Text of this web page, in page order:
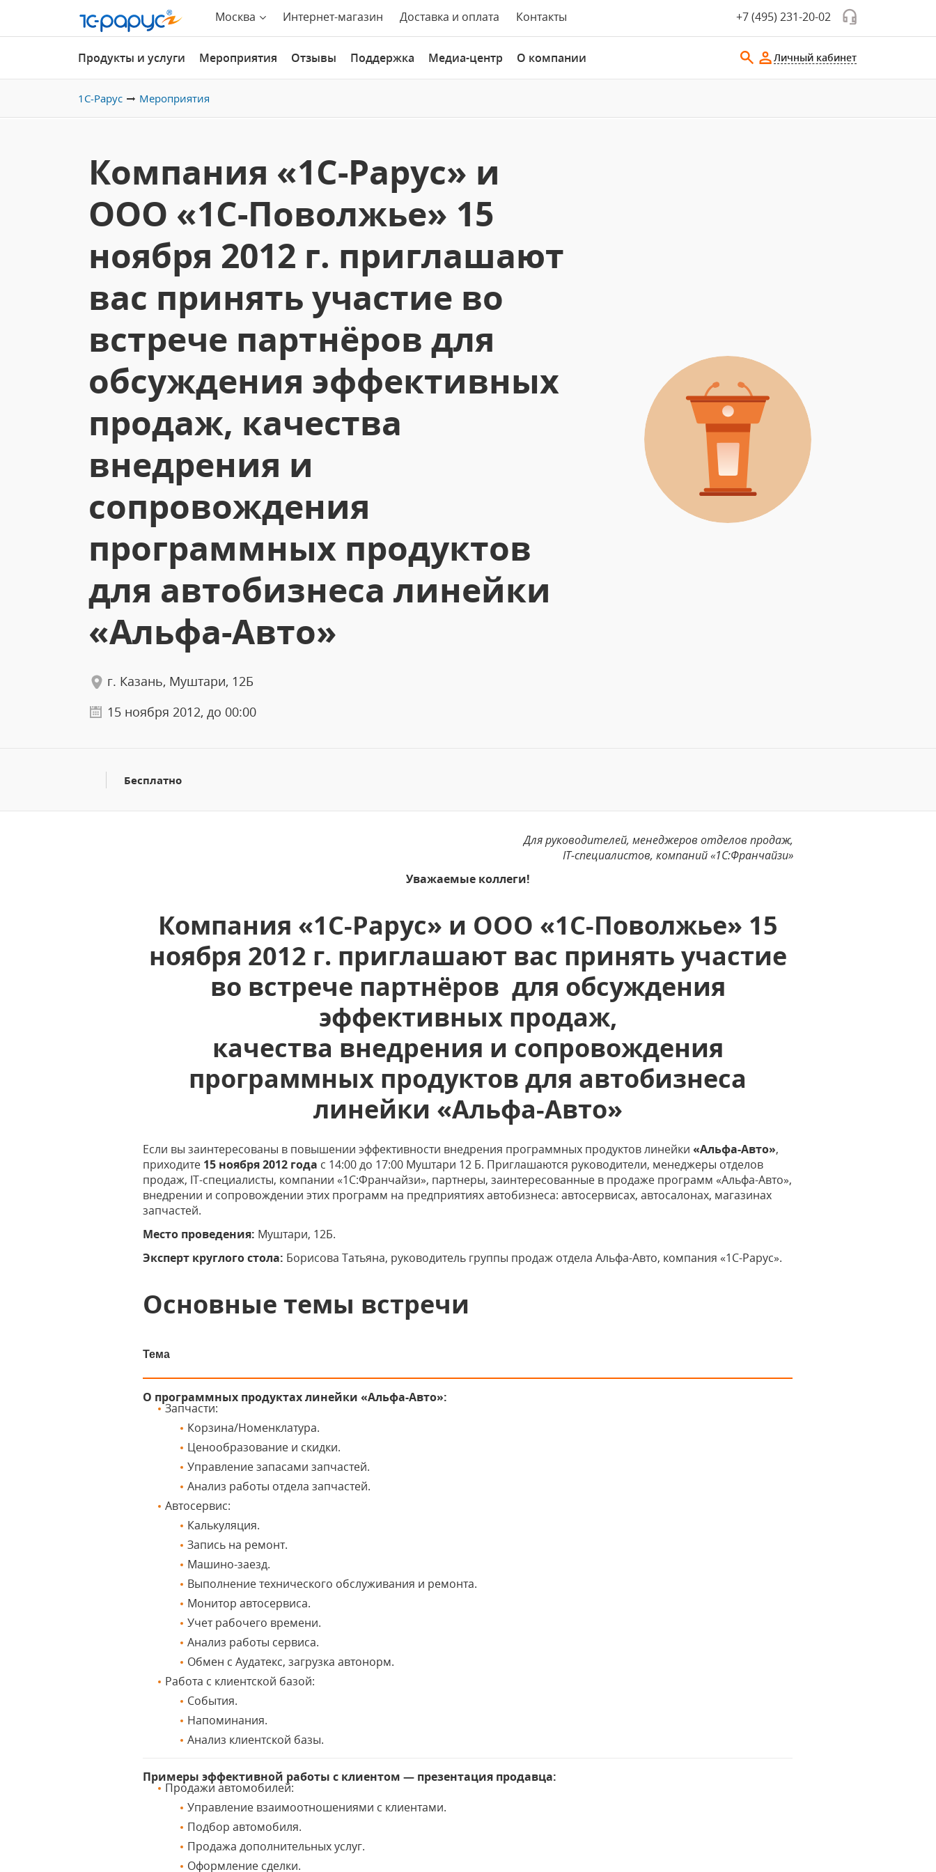
Москва Интернет-магазин Доставка и оплата Контакты +7 (495) 231-20-02
Продукты и услуги Мероприятия Отзывы Поддержка Медиа-центр О компании Личный кабинет
1С-Рарус Мероприятия
Компания «1С-Рарус» и
ООО «1С-Поволжье» 15
ноября 2012 г. приглашают
вас принять участие во
встрече партнёров для
обсуждения эффективных
продаж, качества
внедрения и
сопровождения
программных продуктов
для автобизнеса линейки
«Альфа-Авто»
г. Казань, Муштари, 12Б
15 ноября 2012, до 00:00
Бесплатно
Для руководителей, менеджеров отделов продаж,
IT-специалистов, компаний «1С:Франчайзи»
Уважаемые коллеги!
Компания «1С-Рарус» и ООО «1С-Поволжье» 15
ноября 2012 г. приглашают вас принять участие
во встрече партнёров для обсуждения
эффективных продаж,
качества внедрения и сопровождения
программных продуктов для автобизнеса
линейки «Альфа-Авто»
Если вы заинтересованы в повышении эффективности внедрения программных продуктов линейки «Альфа-Авто»,
приходите 15 ноября 2012 года с 14:00 до 17:00 Муштари 12 Б. Приглашаются руководители, менеджеры отделов
продаж, IT-специалисты, компании «1С:Франчайзи», партнеры, заинтересованные в продаже программ «Альфа-Авто»,
внедрении и сопровождении этих программ на предприятиях автобизнеса: автосервисах, автосалонах, магазинах
запчастей.
Место проведения: Муштари, 12Б.
Эксперт круглого стола: Борисова Татьяна, руководитель группы продаж отдела Альфа-Авто, компания «1С-Рарус».
Основные темы встречи
Тема
О программных продуктах линейки «Альфа-Авто»:
Запчасти:
Корзина/Номенклатура.
Ценообразование и скидки.
Управление запасами запчастей.
Анализ работы отдела запчастей.
Автосервис:
Калькуляция.
Запись на ремонт.
Машино-заезд.
Выполнение технического обслуживания и ремонта.
Монитор автосервиса.
Учет рабочего времени.
Анализ работы сервиса.
Обмен с Аудатекс, загрузка автонорм.
Работа с клиентской базой:
События.
Напоминания.
Анализ клиентской базы.
Примеры эффективной работы с клиентом — презентация продавца:
Продажи автомобилей:
Управление взаимоотношениями с клиентами.
Подбор автомобиля.
Продажа дополнительных услуг.
Оформление сделки.